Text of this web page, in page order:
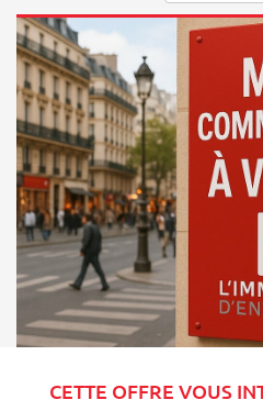
CETTE OFFRE VOUS